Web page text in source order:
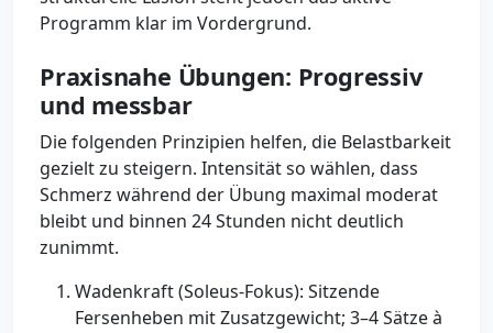
Programm klar im Vordergrund.
Praxisnahe Übungen: Progressiv
und messbar
Die folgenden Prinzipien helfen, die Belastbarkeit
gezielt zu steigern. Intensität so wählen, dass
Schmerz während der Übung maximal moderat
bleibt und binnen 24 Stunden nicht deutlich
zunimmt.
Wadenkraft (Soleus-Fokus): Sitzende
Fersenheben mit Zusatzgewicht; 3–4 Sätze à